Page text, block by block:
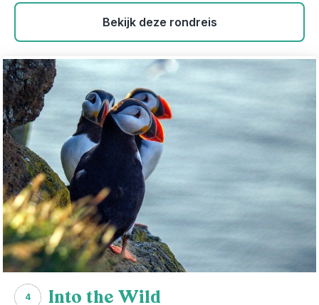
Bekijk deze rondreis
4 Into the Wild